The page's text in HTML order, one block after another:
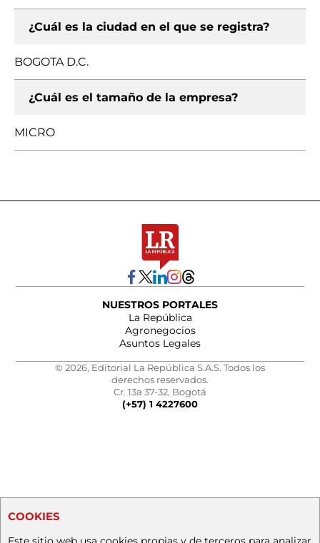
¿Cuál es la ciudad en el que se registra?
BOGOTA D.C.
¿Cuál es el tamaño de la empresa?
MICRO
NUESTROS PORTALES
La República
Agronegocios
Asuntos Legales
© 2026, Editorial La República S.A.S. Todos los
derechos reservados.
Cr. 13a 37-32, Bogotá
(+57) 1 4227600
COOKIES